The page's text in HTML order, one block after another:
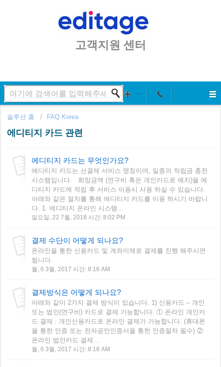
고객지원 센터
솔루션 홈 FAQ Korea
에디티지 카드 관련
에디티지 카드는 무엇인가요?
에디티지 카드는 선결제 서비스 명칭이며, 일종의 적립금 충전
시스템입니다. 희망금액 (연구비 혹은 개인카드로 예치)을 에
디티지 카드에 적립 후 서비스 이용시 사용 하실 수 있습니다.
아래와 같은 절차를 통해 에디티지 카드를 이용 하시기 바랍니
다. 1. 에디티지 온라인 시스템...
일요일, 22 7월, 2018 시간: 8:02 PM
결제 수단이 어떻게 되나요?
온라인을 통한 신용카드 및 계좌이체로 결제를 진행 해주시면
됩니다.
월, 6 3월, 2017 시간: 8:16 AM
결제방식은 어떻게 되나요?
아래와 같이 2가지 결제 방식이 있습니다. 1) 신용카드 – 개인
또는 법인(연구비) 카드로 결제 가능합니다. ① 온라인 개인카
드 결제 : 개인신용카드로 온라인 결제가 가능합니다. (휴대폰
을 통한 인증 또는 전자공인인증서을 통한 인증절차 필수) ②
온라인 법인카드 결제...
월, 6 3월, 2017 시간: 8:18 AM